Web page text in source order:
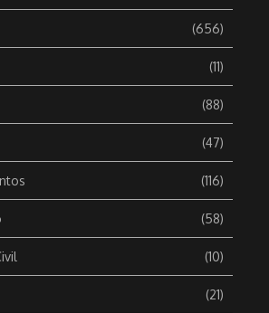
(656)
(11)
(88)
(47)
(116)
(58)
(10)
(21)